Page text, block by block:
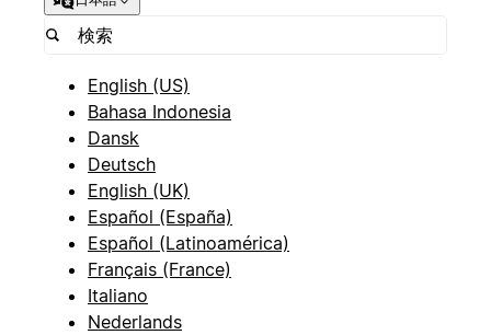
English (US)
Bahasa Indonesia
Dansk
Deutsch
English (UK)
Español (España)
Español (Latinoamérica)
Français (France)
Italiano
Nederlands